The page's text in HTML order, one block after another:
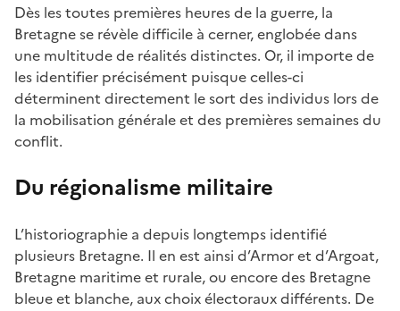
Dès les toutes premières heures de la guerre, la
Bretagne se révèle difficile à cerner, englobée dans
une multitude de réalités distinctes. Or, il importe de
les identifier précisément puisque celles-ci
déterminent directement le sort des individus lors de
la mobilisation générale et des premières semaines du
conflit.
Du régionalisme militaire
L’historiographie a depuis longtemps identifié
plusieurs Bretagne. Il en est ainsi d’Armor et d’Argoat,
Bretagne maritime et rurale, ou encore des Bretagne
bleue et blanche, aux choix électoraux différents. De